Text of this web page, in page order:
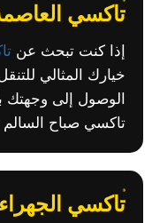
تاكسي
إذا كنت تبحث عن
خيارك المثالي
الوصول إلى وجهتك
تاكسي صباح السالم
تاكسي الجهراء